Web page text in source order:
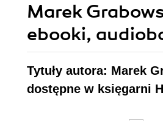
Marek
ebooki,
Tytuły autora: Marek
dostępne w księgarni